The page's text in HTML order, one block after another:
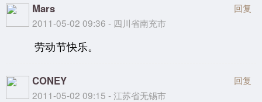
Mars
2011-05-02 09:36 - 四川省南充市
回复
劳动节快乐。
CONEY
2011-05-02 09:15 - 江苏省无锡市
回复